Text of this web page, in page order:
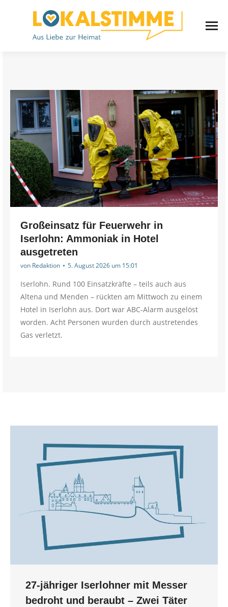
Großeinsatz für Feuerwehr in
Iserlohn: Ammoniak in Hotel
ausgetreten
von Redaktion 5. August 2026 um 15:01
Iserlohn. Rund 100 Einsatzkräfte – teils auch aus
Altena und Menden – rückten am Mittwoch zu einem
Hotel in Iserlohn aus. Dort war ABC-Alarm ausgelöst
worden. Acht Personen wurden durch austretendes
Gas verletzt.
27-jähriger Iserlohner mit Messer
bedroht und beraubt – Zwei Täter